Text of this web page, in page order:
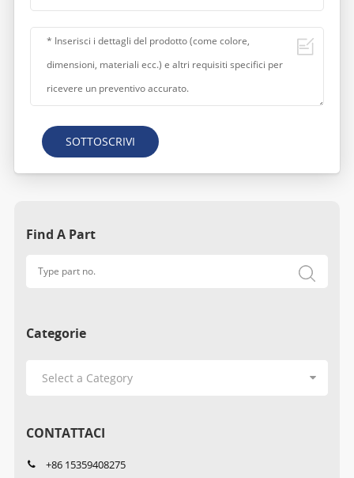
SOTTOSCRIVI
Find A Part
Categorie
CONTATTACI
+86 15359408275